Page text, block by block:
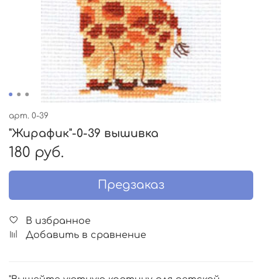
арт. 0-39
"Жирафик"-0-39 вышивка
180 руб.
Предзаказ
В избранное
Добавить в сравнение